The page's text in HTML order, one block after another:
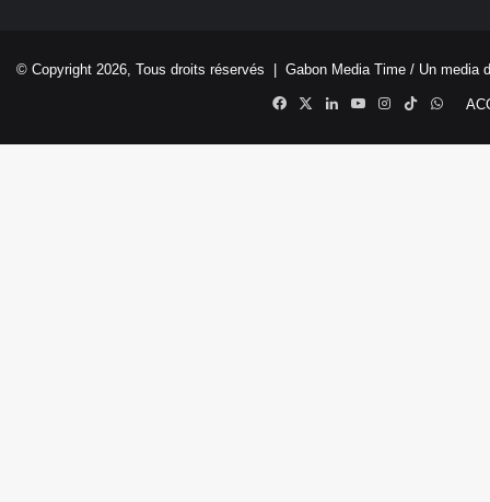
© Copyright 2026, Tous droits réservés | Gabon Media Time / Un media
Facebook
X LinkedinYouTubeInstagram
TikTok